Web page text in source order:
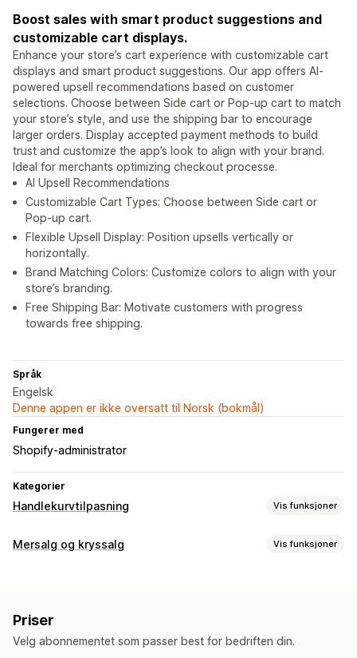
Boost sales with smart product suggestions and
customizable cart displays.
Enhance your store’s cart experience with customizable cart
displays and smart product suggestions. Our app offers AI-
powered upsell recommendations based on customer
selections. Choose between Side cart or Pop-up cart to match
your store’s style, and use the shipping bar to encourage
larger orders. Display accepted payment methods to build
trust and customize the app’s look to align with your brand.
Ideal for merchants optimizing checkout processe.
AI Upsell Recommendations
Customizable Cart Types: Choose between Side cart or
Pop-up cart.
Flexible Upsell Display: Position upsells vertically or
horizontally.
Brand Matching Colors: Customize colors to align with your
store’s branding.
Free Shipping Bar: Motivate customers with progress
towards free shipping.
Språk
Engelsk
Denne appen er ikke oversatt til Norsk (bokmål)
Fungerer med
Shopify-administrator
Kategorier
Handlekurvtilpasning Vis funksjoner
Handlekurv-visning
Produktanbefalinger
Kassetilpasning
Mersalg og kryssalg Vis funksjoner
Handlekurvskuff
Priser
Velg abonnementet som passer best for bedriften din.